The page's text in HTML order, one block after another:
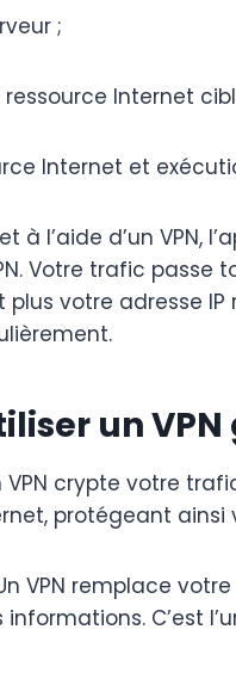
;
Internet
Internet et
à l’aide d’un
Votre trafic
votre adresse
un
crypte votre
protégeant ainsi
remplace votre
C’est